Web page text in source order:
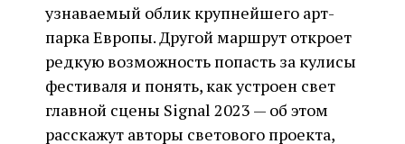
узнаваемый облик крупнейшего арт-
парка Европы. Другой маршрут откроет
редкую возможность попасть за кулисы
фестиваля и понять, как устроен свет
главной сцены Signal 2023 — об этом
расскажут авторы светового проекта,